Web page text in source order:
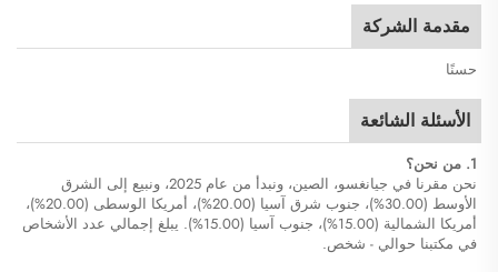
مقدمة الشركة
حسنًا
الأسئلة الشائعة
1. من نحن؟
نحن مقرنا في جيانغسو، الصين، ونبدأ من عام 2025، ونبيع إلى الشرق
الأوسط (30.00%)، جنوب شرق آسيا (20.00%)، أمريكا الوسطى (20.00%)،
أمريكا الشمالية (15.00%)، جنوب آسيا (15.00%). يبلغ إجمالي عدد الأشخاص
في مكتبنا حوالي - شخص.